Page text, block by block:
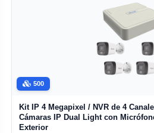
500
Kit IP 4 Megapixel / NVR de 4
Cámaras IP Dual Light con
Exterior